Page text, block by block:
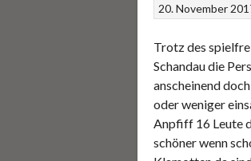
20. November
Trotz des
Schandau die
anscheinend
oder weniger
Anpfiff 16 Leute
schöner wenn